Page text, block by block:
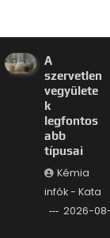
A
szervetlen
vegyülete
k
legfontos
abb
típusai
Kémia
infók - Kata
2026-